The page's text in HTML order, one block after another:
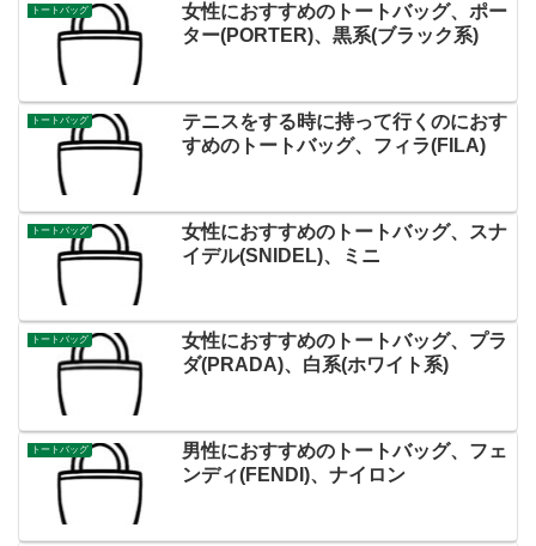
トートバッグ
女性におすすめのトートバッグ、ポー
ター(PORTER)、黒系(ブラック系)
トートバッグ
テニスをする時に持って行くのにおす
すめのトートバッグ、フィラ(FILA)
トートバッグ
女性におすすめのトートバッグ、スナ
イデル(SNIDEL)、ミニ
トートバッグ
女性におすすめのトートバッグ、プラ
ダ(PRADA)、白系(ホワイト系)
トートバッグ
男性におすすめのトートバッグ、フェ
ンディ(FENDI)、ナイロン